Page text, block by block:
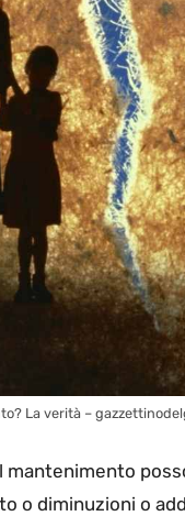
La verità –
mantenimento
o diminuzioni o